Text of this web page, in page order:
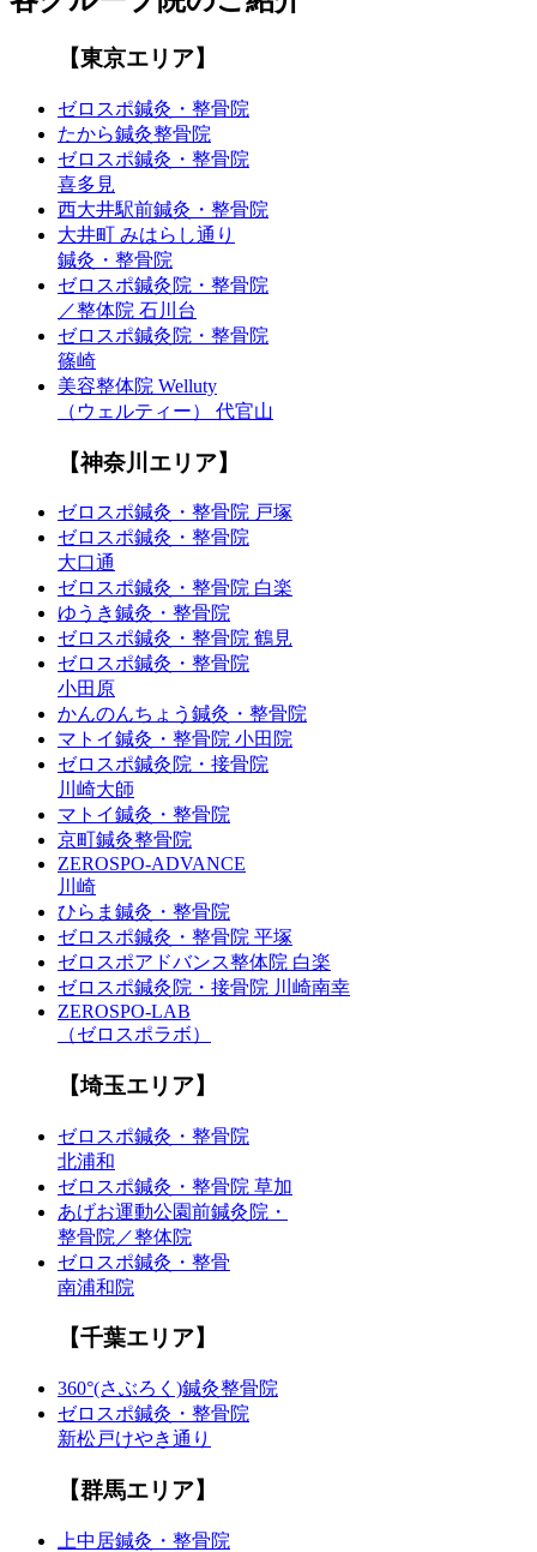
【東京エリア】
ゼロスポ鍼灸・整骨院
たから鍼灸整骨院
ゼロスポ鍼灸・整骨院
喜多見
西大井駅前鍼灸・整骨院
大井町 みはらし通り
鍼灸・整骨院
ゼロスポ鍼灸院・整骨院
／整体院 石川台
ゼロスポ鍼灸院・整骨院
篠崎
美容整体院 Welluty
（ウェルティー） 代官山
【神奈川エリア】
ゼロスポ鍼灸・整骨院 戸塚
ゼロスポ鍼灸・整骨院
大口通
ゼロスポ鍼灸・整骨院 白楽
ゆうき鍼灸・整骨院
ゼロスポ鍼灸・整骨院 鶴見
ゼロスポ鍼灸・整骨院
小田原
かんのんちょう鍼灸・整骨院
マトイ鍼灸・整骨院 小田院
ゼロスポ鍼灸院・接骨院
川崎大師
マトイ鍼灸・整骨院
京町鍼灸整骨院
ZEROSPO-ADVANCE
川崎
ひらま鍼灸・整骨院
ゼロスポ鍼灸・整骨院 平塚
ゼロスポアドバンス整体院 白楽
ゼロスポ鍼灸院・接骨院 川崎南幸
ZEROSPO-LAB
（ゼロスポラボ）
【埼玉エリア】
ゼロスポ鍼灸・整骨院
北浦和
ゼロスポ鍼灸・整骨院 草加
あげお運動公園前鍼灸院・
整骨院／整体院
ゼロスポ鍼灸・整骨
南浦和院
【千葉エリア】
360°(さぶろく)鍼灸整骨院
ゼロスポ鍼灸・整骨院
新松戸けやき通り
【群馬エリア】
上中居鍼灸・整骨院